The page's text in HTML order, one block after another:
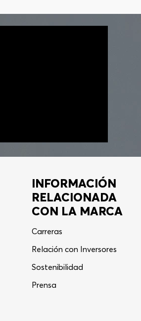
INFORMACIÓN
RELACIONADA
CON LA MARCA
Carreras
Relación con Inversores
Sostenibilidad
Prensa